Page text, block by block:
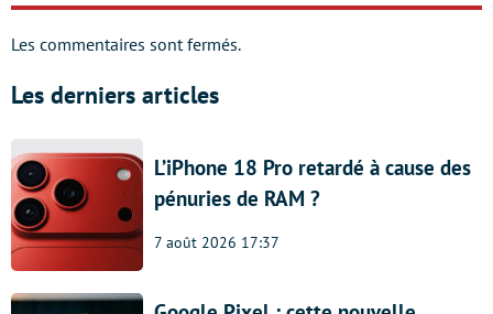
Les commentaires sont fermés.
Les derniers articles
L’iPhone 18 Pro retardé à cause des
pénuries de RAM ?
7 août 2026 17:37